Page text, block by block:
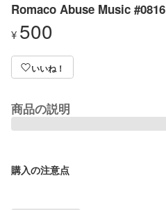
Romaco Abuse Music #0816
¥ 500
いいね！
商品の説明
購入の注意点